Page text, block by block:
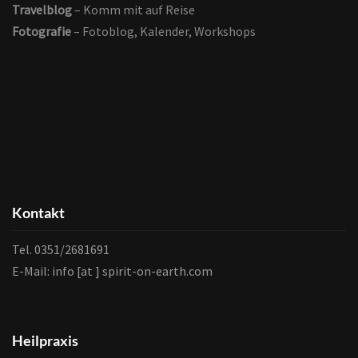
zuzustimmen:
1. Ich bin damit einverstanden, eine Mail zu erhalten um
mein Abonnement zu bestätigen.
Travelblog– Komm mit auf Reise
Fotografie– Fotoblog, Kalender, Workshops
Kontakt
Tel. 0351/2681691
E-Mail: info [at ] spirit-on-earth.com
Heilpraxis